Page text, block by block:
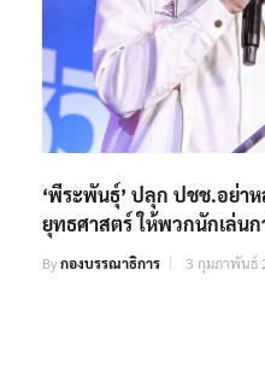
‘พีระพันธุ์’ ปลุก ปชช.อย่าห
ยุทธศาสตร์ ให้พวกนักเล่นก
Byกองบรรณาธิการ 3 กุมภาพันธ์